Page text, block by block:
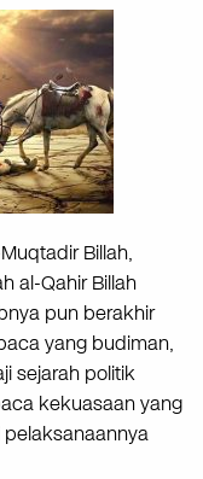
Billah,
al-Qahir Billah
pun berakhir
yang budiman,
sejarah politik
kekuasaan yang